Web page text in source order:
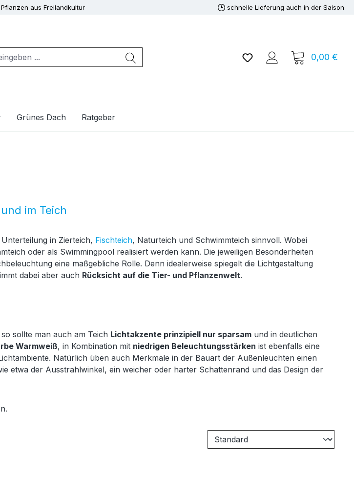
Pflanzen aus Freilandkultur schnelle Lieferung auch in der Saison
Du hast 0 Produkte auf
0,00 €
Grünes Dach Ratgeber
im Teich
in Zierteich, Fischteich, Naturteich und Schwimmteich sinnvoll. Wobei
oder als Swimmingpool realisiert werden kann. Die jeweiligen Besonderheiten
eine maßgebliche Rolle. Denn idealerweise spiegelt die Lichtgestaltung
dabei aber auch Rücksicht auf die Tier- und Pflanzenwelt.
sollte man auch am Teich Lichtakzente prinzipiell nur sparsam und in deutlichen
Warmweiß, in Kombination mit niedrigen Beleuchtungsstärken ist ebenfalls eine
Natürlich üben auch Merkmale in der Bauart der Außenleuchten einen
etwa der Ausstrahlwinkel, ein weicher oder harter Schattenrand und das Design der